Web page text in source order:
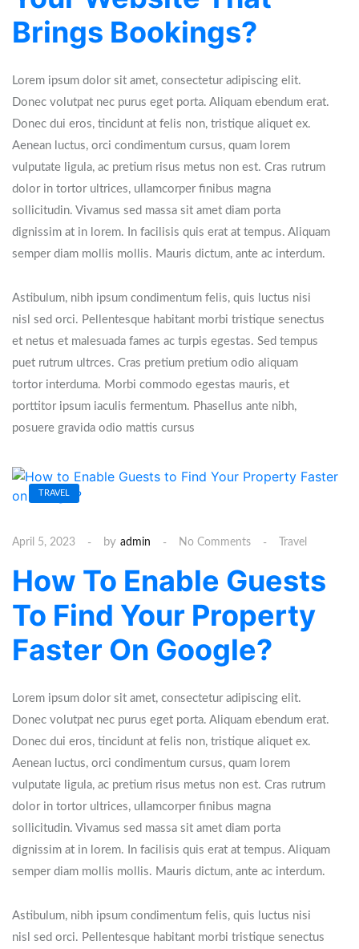
Brings Bookings?
Lorem ipsum dolor sit amet, consectetur adipiscing elit.
Donec volutpat nec purus eget porta. Aliquam ebendum erat.
Donec dui eros, tincidunt at felis non, tristique aliquet ex.
Aenean luctus, orci condimentum cursus, quam lorem
vulputate ligula, ac pretium risus metus non est. Cras rutrum
dolor in tortor ultrices, ullamcorper finibus magna
sollicitudin. Vivamus sed massa sit amet diam porta
dignissim at in lorem. In facilisis quis erat at tempus. Aliquam
semper diam mollis mollis. Mauris dictum, ante ac interdum.
Astibulum, nibh ipsum condimentum felis, quis luctus nisi
nisl sed orci. Pellentesque habitant morbi tristique senectus
et netus et malesuada fames ac turpis egestas. Sed tempus
puet rutrum ultrces. Cras pretium pretium odio aliquam
tortor interduma. Morbi commodo egestas mauris, et
porttitor ipsum iaculis fermentum. Phasellus ante nibh,
posuere gravida odio mattis cursus
TRAVEL
April 5, 2023 by admin No Comments Travel
How To Enable Guests
To Find Your Property
Faster On Google?
Lorem ipsum dolor sit amet, consectetur adipiscing elit.
Donec volutpat nec purus eget porta. Aliquam ebendum erat.
Donec dui eros, tincidunt at felis non, tristique aliquet ex.
Aenean luctus, orci condimentum cursus, quam lorem
vulputate ligula, ac pretium risus metus non est. Cras rutrum
dolor in tortor ultrices, ullamcorper finibus magna
sollicitudin. Vivamus sed massa sit amet diam porta
dignissim at in lorem. In facilisis quis erat at tempus. Aliquam
semper diam mollis mollis. Mauris dictum, ante ac interdum.
Astibulum, nibh ipsum condimentum felis, quis luctus nisi
nisl sed orci. Pellentesque habitant morbi tristique senectus